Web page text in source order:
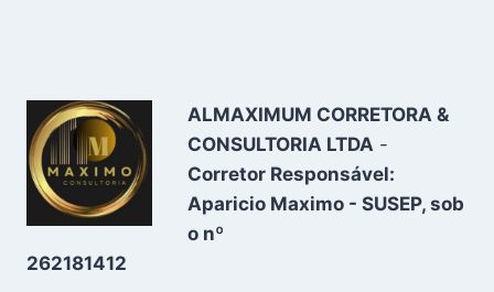
ALMAXIMUM CORRETORA &
CONSULTORIA LTDA -
Corretor Responsável:
Aparicio Maximo - SUSEP, sob
o nº
262181412